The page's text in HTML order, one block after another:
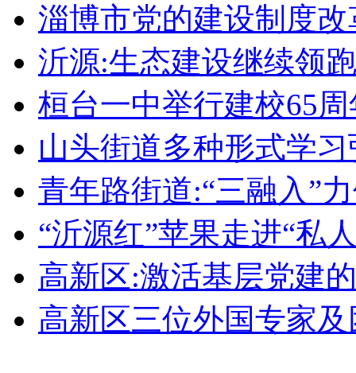
淄博市党的建设制度
沂源:生态建设继续领
桓台一中举行建校65
山头街道多种形式学
青年路街道:“三融入”
“沂源红”苹果走进“私
高新区:激活基层党建
高新区三位外国专家